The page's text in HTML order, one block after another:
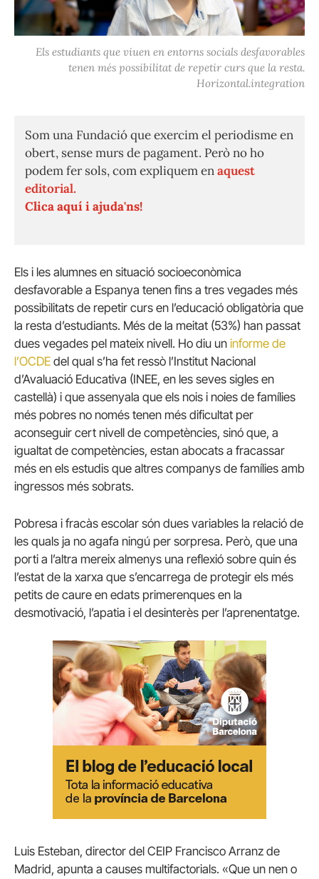
Els estudiants que viuen en entorns socials desfavorables
tenen més possibilitat de repetir curs que la resta.
Horizontal.integration
Som una Fundació que exercim el periodisme en
obert, sense murs de pagament. Però no ho
podem fer sols, com expliquem enaquest
editorial.
Clica aquí i ajuda'ns!
Els i les alumnes en situació socioeconòmica
desfavorable a Espanya tenen fins a tres vegades més
possibilitats de repetir curs en l’educació obligatòria que
la resta d’estudiants. Més de la meitat (53%) han passat
dues vegades pel mateix nivell. Ho diu un informe de
l’OCDE del qual s’ha fet ressò l’Institut Nacional
d’Avaluació Educativa (INEE, en les seves sigles en
castellà) i que assenyala que els nois i noies de famílies
més pobres no només tenen més dificultat per
aconseguir cert nivell de competències, sinó que, a
igualtat de competències, estan abocats a fracassar
més en els estudis que altres companys de famílies amb
ingressos més sobrats.
Pobresa i fracàs escolar són dues variables la relació de
les quals ja no agafa ningú per sorpresa. Però, que una
porti a l’altra mereix almenys una reflexió sobre quin és
l’estat de la xarxa que s’encarrega de protegir els més
petits de caure en edats primerenques en la
desmotivació, l’apatia i el desinterès per l’aprenentatge.
Luis Esteban, director del CEIP Francisco Arranz de
Madrid, apunta a causes multifactorials. «Que un nen o